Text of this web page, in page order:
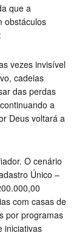
que a
obstáculos
vezes invisível
cadeias
das perdas
a
Deus voltará a
O cenário
Único –
com casas de
por programas
iniciativas